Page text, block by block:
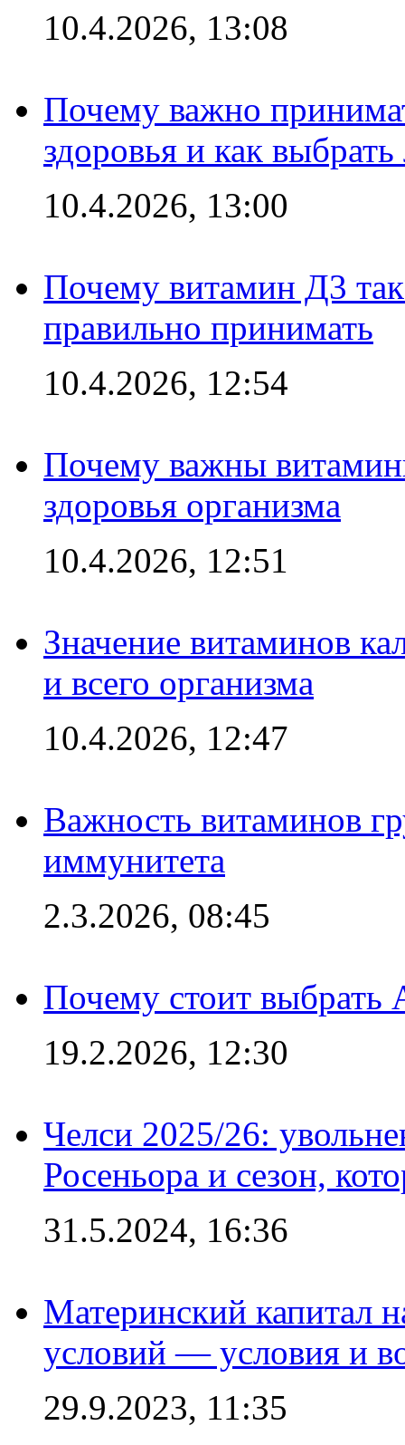
10.4.2026, 13:08
Почему важно
здоровья и как
10.4.2026, 13:00
Почему витамин Д3 так
правильно принимать
10.4.2026, 12:54
Почему важны
здоровья организма
10.4.2026, 12:51
Значение витаминов
и всего организма
10.4.2026, 12:47
Важность витаминов
иммунитета
2.3.2026, 08:45
Почему стоит выбрать
19.2.2026, 12:30
Челси 2025/26:
Росеньора и сезон,
31.5.2024, 16:36
Материнский капитал
условий — условия и
29.9.2023, 11:35